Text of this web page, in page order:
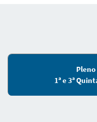
Pleno
1ª e 3ª